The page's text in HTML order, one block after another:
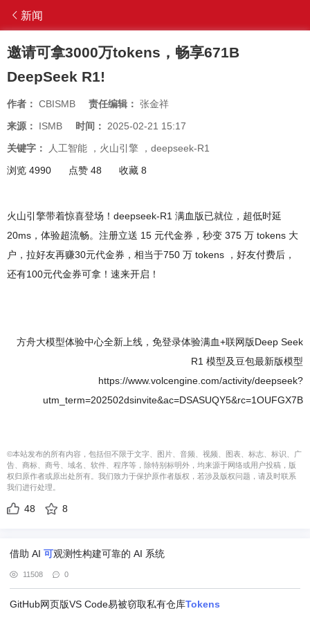
新闻
邀请可拿3000万tokens，畅享671B
DeepSeek R1!
作者： CBISMB 责任编辑： 张金祥
来源： ISMB 时间： 2025-02-21 15:17
关键字：
人工智能 ， 火山引擎 ， deepseek-R1
浏览 4990
点赞 48 收藏 8
火山引擎带着惊喜登场！deepseek-R1 满血版已就位，超低时延
20ms，体验超流畅。注册立送 15 元代金券，秒变 375 万 tokens 大
户，拉好友再赚30元代金券，相当于750 万 tokens ，好友付费后，
还有100元代金券可拿！速来开启！
方舟大模型体验中心全新上线，免登录体验满血+联网版Deep Seek
R1 模型及豆包最新版模型
https://www.volcengine.com/activity/deepseek?
utm_term=202502dsinvite&ac=DSASUQY5&rc=1OUFGX7B
©本站发布的所有内容，包括但不限于文字、图片、音频、视频、图表、标志、标识、广
告、商标、商号、域名、软件、程序等，除特别标明外，均来源于网络或用户投稿，版
权归原作者或原出处所有。我们致力于保护原作者版权，若涉及版权问题，请及时联系
我们进行处理。
48 8
借助 AI 可观测性构建可靠的 AI 系统
11508 0
GitHub网页版VS Code易被窃取私有仓库Tokens